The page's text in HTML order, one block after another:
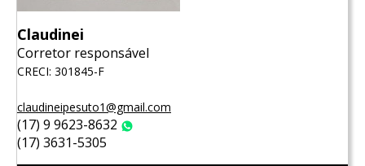
Claudinei
Corretor responsável
CRECI: 301845-F
claudineipesuto1@gmail.com
(17) 9 9623-8632
(17) 3631-5305